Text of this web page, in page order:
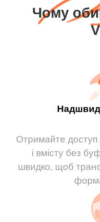
Чому
Отримайте доступ
і вмісту без
швидко, щоб